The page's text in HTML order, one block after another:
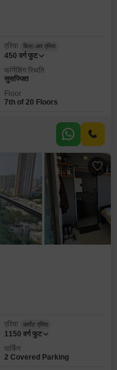
एरिया बिल्ट-अप एरिया
450 वर्ग फुट
फर्निशिंग स्थिति
सुसज्जित
Floor
7th of 20 Floors
एरिया कार्पेट एरिया
1150 वर्ग फुट
पार्किंग
2 Covered Parking